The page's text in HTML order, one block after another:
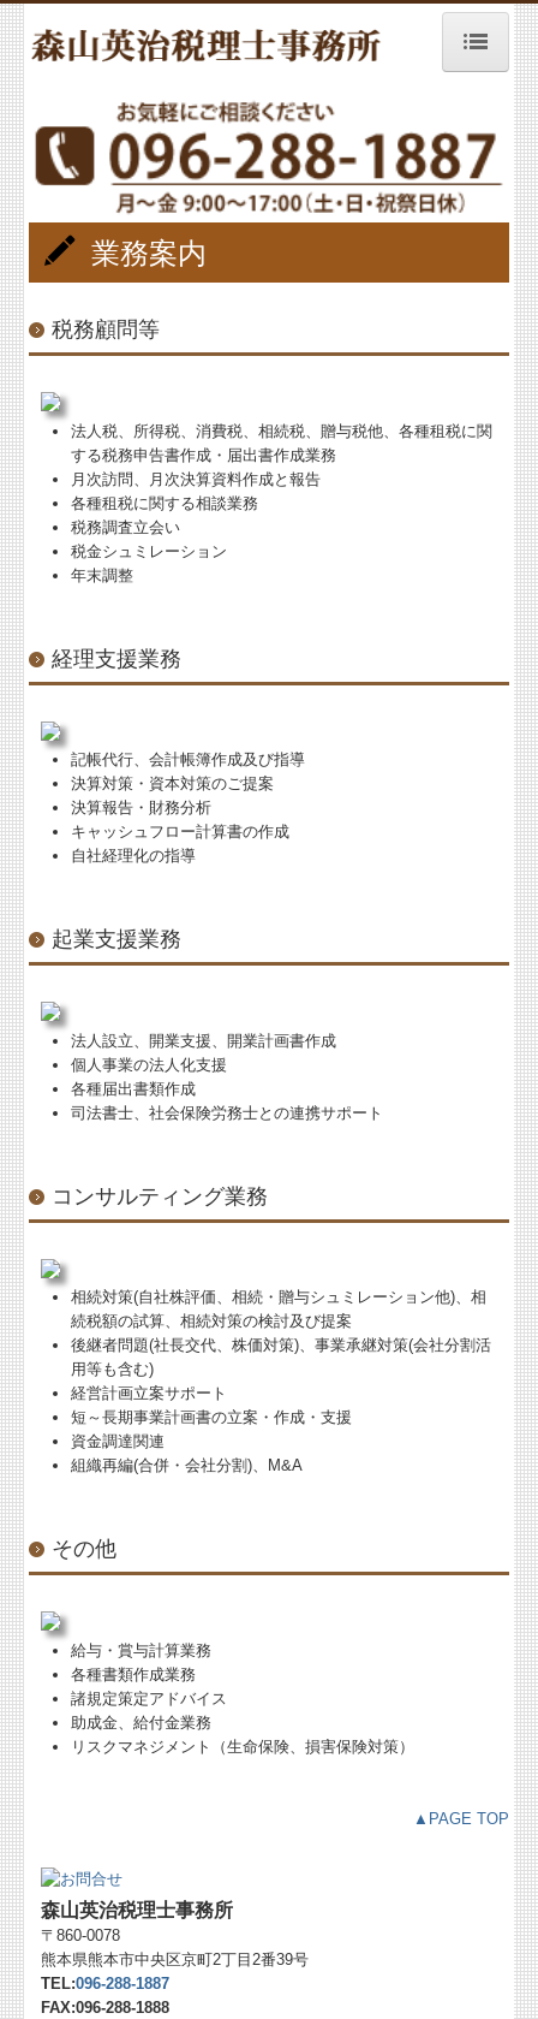
経営者の皆様へ
事務所紹介
業務案内
料金案内
税務トピックス
リンク集
お問合せ
プライバシーポリシー
業務案内
税務顧問等
法人税、所得税、消費税、相続税、贈与税他、各種租税に関
する税務申告書作成・届出書作成業務
月次訪問、月次決算資料作成と報告
各種租税に関する相談業務
税務調査立会い
税金シュミレーション
年末調整
経理支援業務
記帳代行、会計帳簿作成及び指導
決算対策・資本対策のご提案
決算報告・財務分析
キャッシュフロー計算書の作成
自社経理化の指導
起業支援業務
法人設立、開業支援、開業計画書作成
個人事業の法人化支援
各種届出書類作成
司法書士、社会保険労務士との連携サポート
コンサルティング業務
相続対策(自社株評価、相続・贈与シュミレーション他)、相
続税額の試算、相続対策の検討及び提案
後継者問題(社長交代、株価対策)、事業承継対策(会社分割活
用等も含む)
経営計画立案サポート
短～長期事業計画書の立案・作成・支援
資金調達関連
組織再編(合併・会社分割)、M&A
その他
給与・賞与計算業務
各種書類作成業務
諸規定策定アドバイス
助成金、給付金業務
リスクマネジメント（生命保険、損害保険対策）
▲PAGE TOP
森山英治税理士事務所
〒860-0078
熊本県熊本市中央区京町2丁目2番39号
TEL:096-288-1887
FAX:096-288-1888